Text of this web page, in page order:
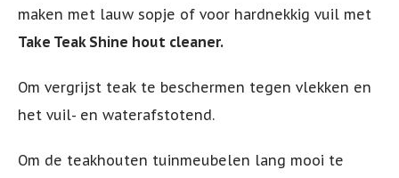
maken met lauw sopje of voor hardnekkig vuil met
Take Teak Shine hout cleaner.
Om vergrijst teak te beschermen tegen vlekken en
het vuil- en waterafstotend.
Om de teakhouten tuinmeubelen lang mooi te